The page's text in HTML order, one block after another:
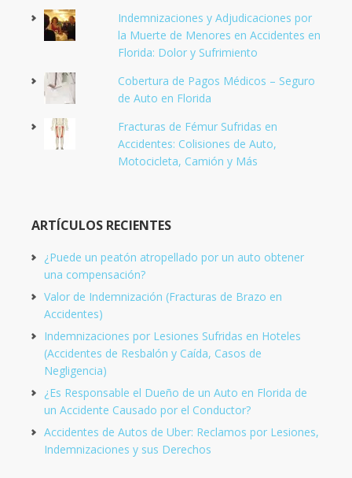
Indemnizaciones y Adjudicaciones por
la Muerte de Menores en Accidentes en
Florida: Dolor y Sufrimiento
Cobertura de Pagos Médicos – Seguro
de Auto en Florida
Fracturas de Fémur Sufridas en
Accidentes: Colisiones de Auto,
Motocicleta, Camión y Más
ARTÍCULOS RECIENTES
¿Puede un peatón atropellado por un auto obtener
una compensación?
Valor de Indemnización (Fracturas de Brazo en
Accidentes)
Indemnizaciones por Lesiones Sufridas en Hoteles
(Accidentes de Resbalón y Caída, Casos de
Negligencia)
¿Es Responsable el Dueño de un Auto en Florida de
un Accidente Causado por el Conductor?
Accidentes de Autos de Uber: Reclamos por Lesiones,
Indemnizaciones y sus Derechos